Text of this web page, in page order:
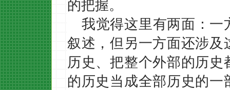
的把握。
我觉得这里有两面：一
叙述，但另一方面还涉
历史、把整个外部的历
的历史当成全部历史的